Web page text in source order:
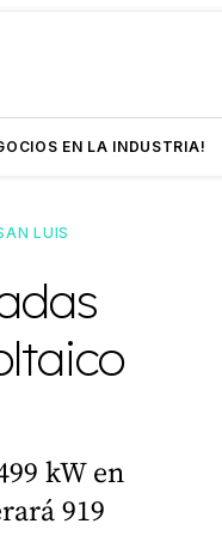
EN LA INDUSTRIA!
LUIS
kW en
919